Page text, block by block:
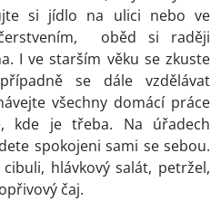
si jídlo na ulici nebo ve
oběd si raději
I ve starším věku se zkuste
se dále vzdělávat
všechny domácí práce
kde je třeba. Na úřadech
spokojeni sami se sebou.
cibuli, hlávkový salát, petržel,
čaj.